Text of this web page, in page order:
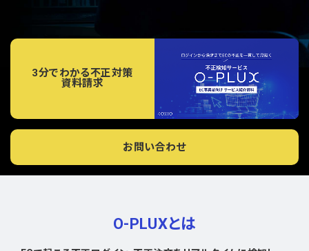
3分でわかる不正対策
資料請求
お問い合わせ
O-PLUXとは